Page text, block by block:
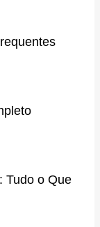
Tudo o Que